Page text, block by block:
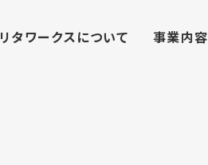
リタワークスについて 事業内容